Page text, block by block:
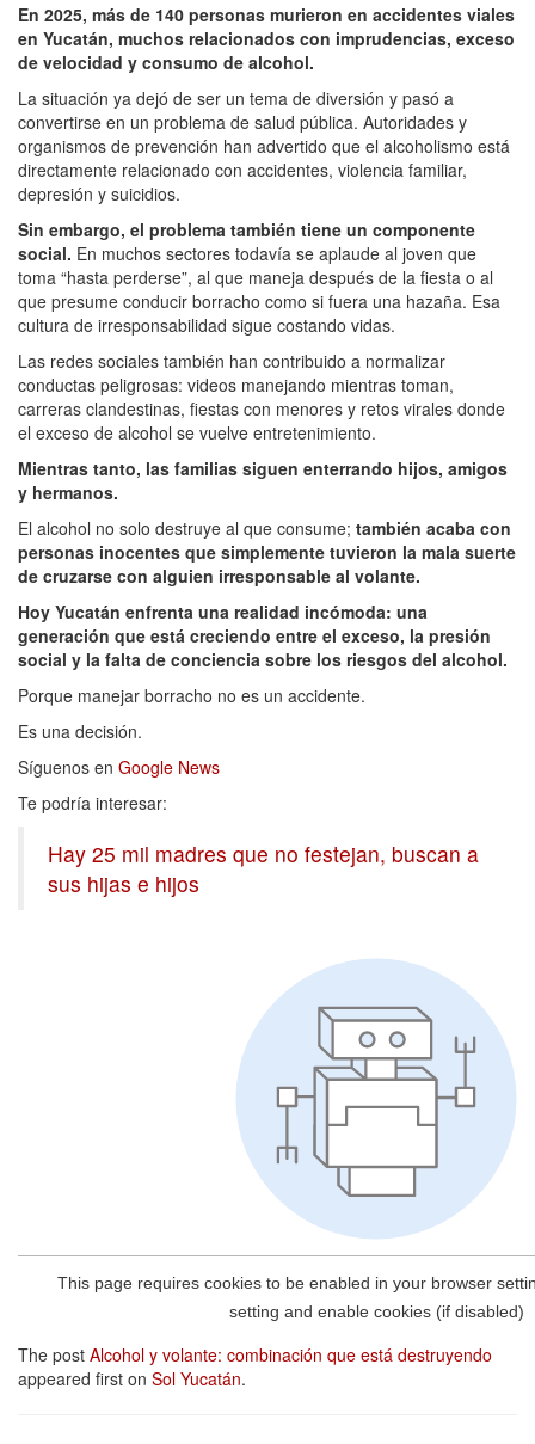
En 2025, más de 140 personas murieron en accidentes viales
en Yucatán, muchos relacionados con imprudencias, exceso
de velocidad y consumo de alcohol.
La situación ya dejó de ser un tema de diversión y pasó a
convertirse en un problema de salud pública. Autoridades y
organismos de prevención han advertido que el alcoholismo está
directamente relacionado con accidentes, violencia familiar,
depresión y suicidios.
Sin embargo, el problema también tiene un componente
social. En muchos sectores todavía se aplaude al joven que
toma “hasta perderse”, al que maneja después de la fiesta o al
que presume conducir borracho como si fuera una hazaña. Esa
cultura de irresponsabilidad sigue costando vidas.
Las redes sociales también han contribuido a normalizar
conductas peligrosas: videos manejando mientras toman,
carreras clandestinas, fiestas con menores y retos virales donde
el exceso de alcohol se vuelve entretenimiento.
Mientras tanto, las familias siguen enterrando hijos, amigos
y hermanos.
El alcohol no solo destruye al que consume; también acaba con
personas inocentes que simplemente tuvieron la mala suerte
de cruzarse con alguien irresponsable al volante.
Hoy Yucatán enfrenta una realidad incómoda: una
generación que está creciendo entre el exceso, la presión
social y la falta de conciencia sobre los riesgos del alcohol.
Porque manejar borracho no es un accidente.
Es una decisión.
Síguenos en Google News
Te podría interesar:
Hay 25 mil madres que no festejan, buscan a
sus hijas e hijos
The post Alcohol y volante: combinación que está destruyendo
appeared first on Sol Yucatán.